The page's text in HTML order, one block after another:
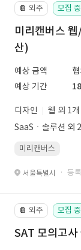
📔 외주 모집 중
미리캔버스
산)
예상 금액
예상 기간
디자인
웹 외 1개
SaaSㆍ솔루션 외
미리캔버스
서울특별시 · 등
📔 외주 모집 중
SAT 모의고사